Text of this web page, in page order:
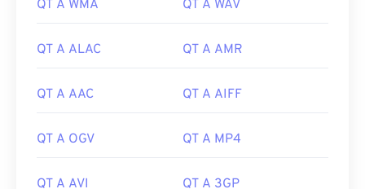
QT A WMA QT A WAV
QT A ALAC QT A AMR
QT A AAC QT A AIFF
QT A OGV QT A MP4
QT A AVI QT A 3GP